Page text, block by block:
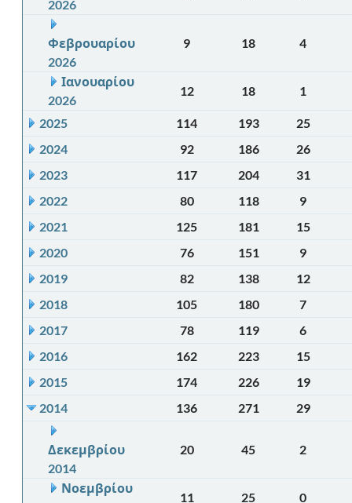
2026
Φεβρουαρίου
2026
9 18 4
Ιανουαρίου
2026
12 18 1
2025 114 193
25
2024
92 186
26
2023
117 204
31
2022
80 118
9
2021
125 181
15
2020
76 151
9
2019
82 138
12
2018
105 180
7
2017
78 119
6
2016
162 223
15
2015
174 226
19
2014
136 271 29
Δεκεμβρίου
2014
20 45 2
Νοεμβρίου
11 25 0